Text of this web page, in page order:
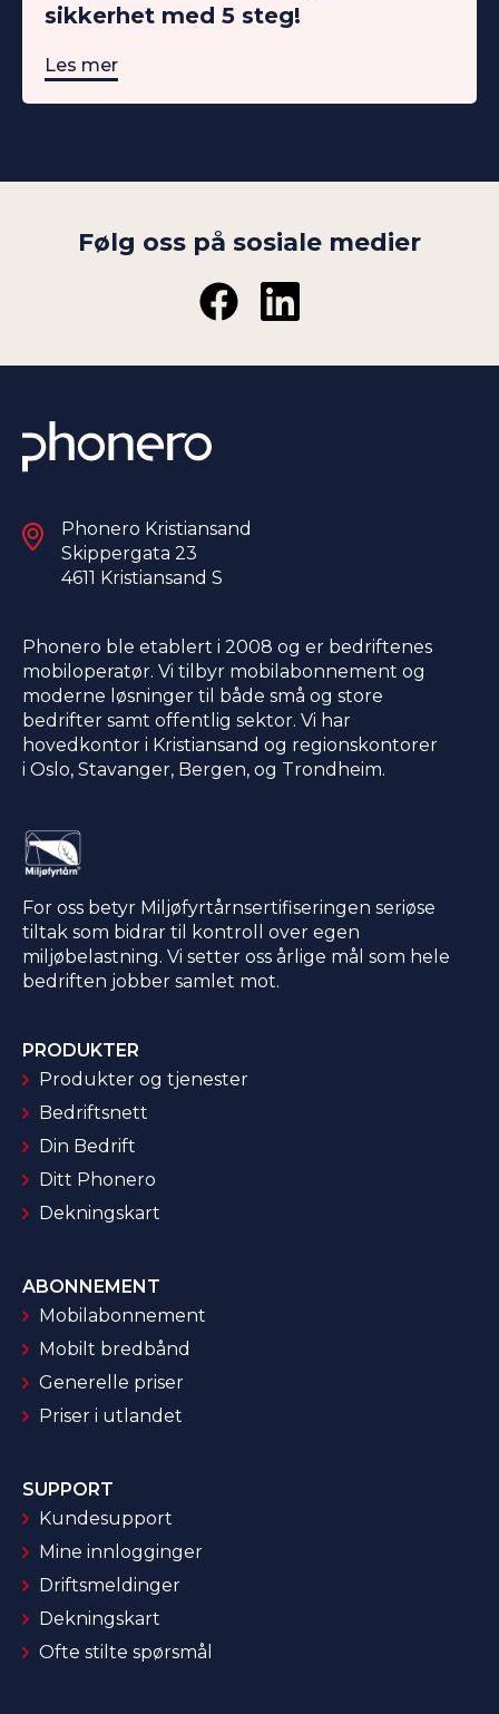
sikkerhet med 5 steg!
Les mer
Følg oss på sosiale medier
Phonero Kristiansand
Skippergata 23
4611 Kristiansand S​
Phonero ble etablert i 2008 og er bedriftenes
mobiloperatør. Vi tilbyr mobilabonnement og
moderne løsninger til både små og store
bedrifter samt offentlig sektor. Vi har
hovedkontor i Kristiansand og regionskontorer
i Oslo, Stavanger, Bergen, og Trondheim.
For oss betyr Miljøfyrtårnsertifiseringen seriøse
tiltak som bidrar til kontroll over egen
miljøbelastning. Vi setter oss årlige mål som hele
bedriften jobber samlet mot.
PRODUKTER
Produkter og tjenester
Bedriftsnett
Din Bedrift
Ditt Phonero
Dekningskart
ABONNEMENT
Mobilabonnement
Mobilt bredbånd
Generelle priser
Priser i utlandet
SUPPORT
Kundesupport
Mine innlogginger
Driftsmeldinger
Dekningskart
Ofte stilte spørsmål